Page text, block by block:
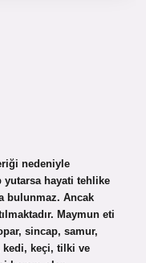
nedeniyle
yutarsa ​​hayati tehlike
bulunmaz. Ancak
Maymun eti
sincap, samur,
kedi, keçi, tilki ve